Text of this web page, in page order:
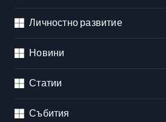
Личностно развитие
Новини
Статии
Събития